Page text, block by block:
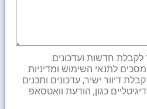
לקבלת חדשות ועדכונים.
לתנאי השימוש ומדיניות
דיוור ישיר, עדכונים ותכנים
כגון, הודעת וואטסאפ